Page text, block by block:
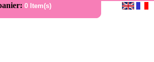
0 Item(s)